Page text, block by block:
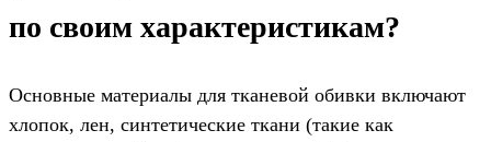
по своим характеристикам?
Основные материалы для тканевой обивки включают
хлопок, лен, синтетические ткани (такие как